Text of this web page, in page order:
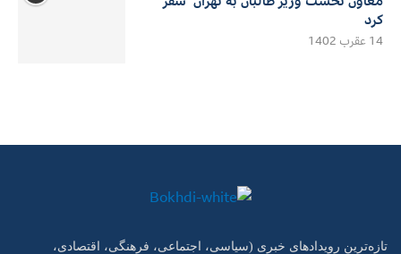
کرد
14 عقرب 1402
تازه‌ترین رویدادهای خبری (سیاسی، اجتماعی، فرهنگی، اقتصادی،